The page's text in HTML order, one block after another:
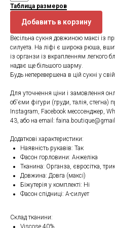
Таблица размеров
Добавить в корзину
Весільна сукня довжиною максі із
силуета. На ліфі є широка рюша,
із органзи із вкрапленням легкого
надає ще більшого шарму.
Будь неперевершена в цій сукні у
Для уточнення ціни і замовлення
об'єми фігури (груди, талія,
Instagram, Facebook месссенджер,
43, або на email:
Додаткові характеристики:
Наявність рукавів: Так
Фасон горловини: Анжеліка
Тканина: Органза, євросітка,
Довжина: Довга (максі)
Біжутерія у комплекті: Ні
Фасон спідниці: А-силует
Склад тканини:
Viscose 40%